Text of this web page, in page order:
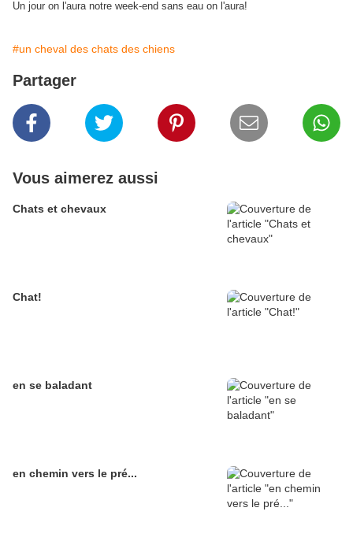
Un jour on l'aura notre week-end sans eau on l'aura!
#un cheval des chats des chiens
Partager
Vous aimerez aussi
Chats et chevaux
Chat!
en se baladant
en chemin vers le pré...